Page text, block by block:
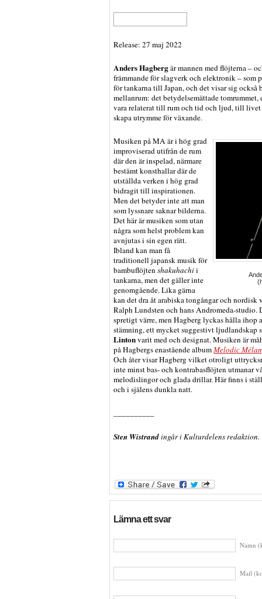
Release: 27 maj 2022
Anders Hagbergär mannen med flöjterna –
främmande för slagverk och elektronik – som
för tankarna till Japan, och det visar sig också
mellanrum: det betydelsemättade
vara relaterat till rum och tid och ljud, till livet
skapa utrymme för växande.
Musiken på MA är i hög grad
improviserad utifrån de rum
där den är inspelad, närmare
bestämt konsthallar där de
utställda verken i hög grad
bidragit till inspirationen.
Men det betyder inte att man
som lyssnare saknar bilderna.
Det här är musiken som utan
några som helst problem kan
avnjutas i sin egen rätt.
Ibland kan man få
traditionell japansk musik för
bambuflöjtenshakuhachii
tankarna, men det gäller inte
genomgående. Lika gärna
kan det dra åt arabiska tongångar och
Ralph Lundsten och hans Andromeda-
spretigt värre, men Hagberg lyckas hålla ihop
stämning, ett mycket suggestivt ljudlandskap
Lintonvarit med och designat. Musiken är
på Hagbergs enastående albumMelodic
Och åter visar Hagberg vilket otroligt
inte minst bas- och kontrabasflöjten utmanar
melodislingor och glada drillar. Här finns i
och i själens dunkla natt.
Sten Wistrandingår i Kulturdelens redaktion.
Lämna ett svar
Namn
Mail